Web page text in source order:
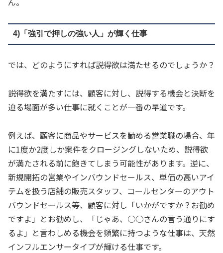
4)「強引で押しの強い人」が輝く仕事
では、どのようにすれば説得欲は満たせるのでしょうか？
説得欲を満たすには、顧客に対し、説得する機会と決断を
迫る場面が多い仕事に就くことが一番の早道です。
例えば、顧客に商品やサービスを勧める営業職の場合、年
に1度か2度しか案件をクロージングしないため、説得欲
が満たされる前に飽きてしまう可能性があります。逆に、
新規開拓の営業やインバウンドセールス、単価の高いアイ
テムを扱う店舗の販売スタッフ、コールセンターのアウト
バウンドセールス等、顧客に対し「いかがですか？お勧め
ですよ」とお勧めし、「じゃあ、○○さんの言う通りにす
るよ」と言わしめる機会を頻繁に持つような仕事は、天然
インフルエンサータイプが輝ける仕事です。